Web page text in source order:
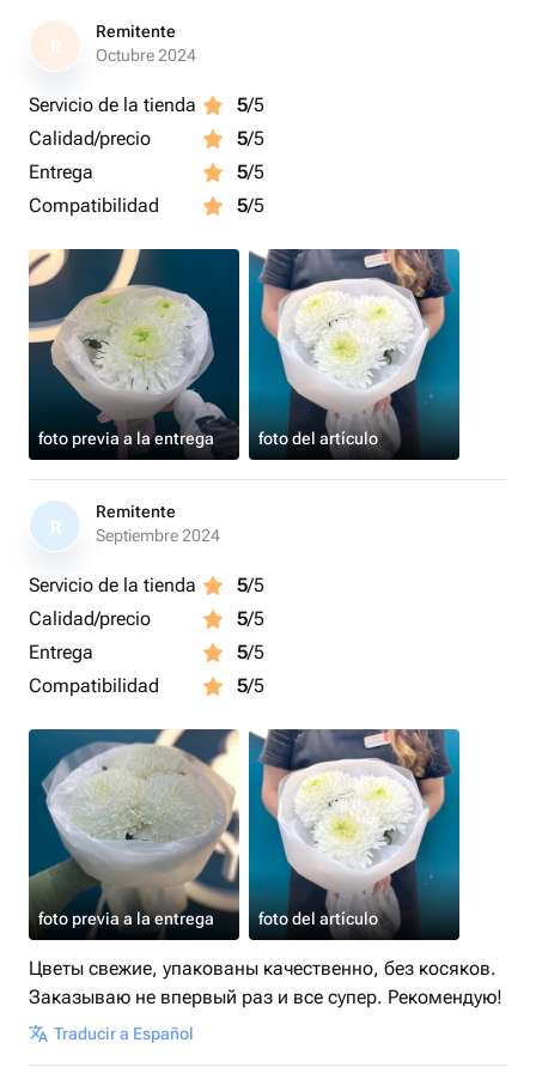
R
Remitente
Octubre 2024
Servicio de la tienda 5/5
Calidad/precio
5/5
Entrega
5/5
Compatibilidad
5/5
foto previa a la entrega foto del artículo
R
Remitente
Septiembre 2024
Servicio de la tienda 5/5
Calidad/precio
5/5
Entrega
5/5
Compatibilidad
5/5
foto previa a la entrega foto del artículo
Цветы свежие, упакованы качественно, без косяков.
Заказываю не впервый раз и все супер. Рекомендую!
Traducir a Español